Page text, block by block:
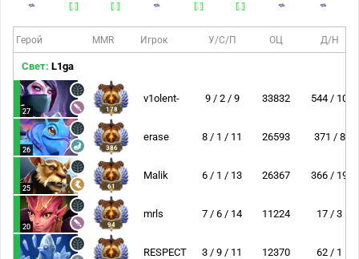
Герой MMR Игрок У/С/П ОЦ Д/Н
Свет: L1ga
27 178
v1olent- 9 / 2 / 9 33832 544 / 10
26 386
erase 8 / 1 / 11 26593 371 / 8
25 61
Malik 6 / 1 / 13 26367 366 / 19
20 94
mrls 7 / 6 / 14 11224 17 / 3
RESPECT 3 / 9 / 11 12370 62 / 1